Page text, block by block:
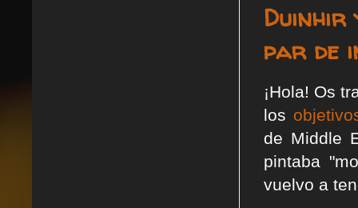
Duinhir
par de
¡Hola! Os
los
de Middle
pintaba
vuelvo a